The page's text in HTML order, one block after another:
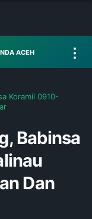
ACEH
Koramil 0910-
Babinsa
Dan